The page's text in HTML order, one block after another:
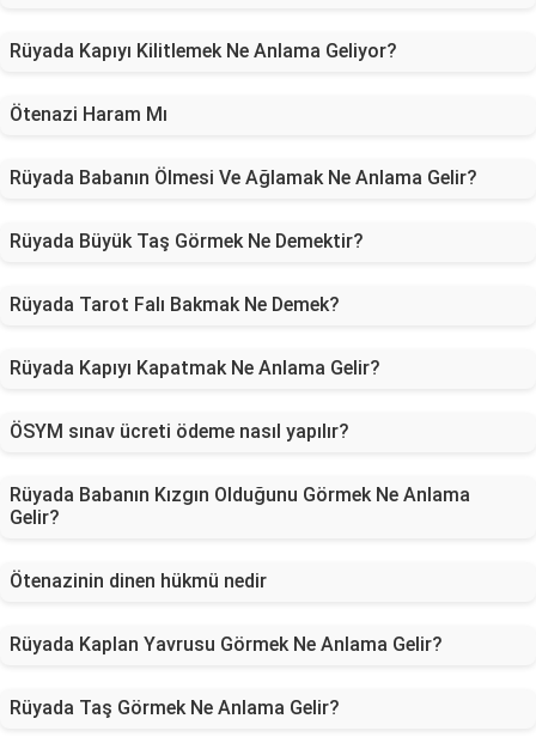
Rüyada Kapıyı Kilitlemek Ne Anlama Geliyor?
Ötenazi Haram Mı
Rüyada Babanın Ölmesi Ve Ağlamak Ne Anlama Gelir?
Rüyada Büyük Taş Görmek Ne Demektir?
Rüyada Tarot Falı Bakmak Ne Demek?
Rüyada Kapıyı Kapatmak Ne Anlama Gelir?
ÖSYM sınav ücreti ödeme nasıl yapılır?
Rüyada Babanın Kızgın Olduğunu Görmek Ne Anlama
Gelir?
Ötenazinin dinen hükmü nedir
Rüyada Kaplan Yavrusu Görmek Ne Anlama Gelir?
Rüyada Taş Görmek Ne Anlama Gelir?